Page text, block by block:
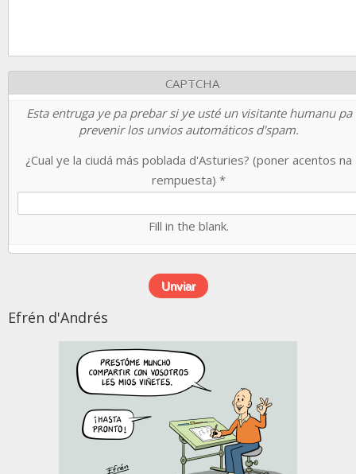
CAPTCHA
Esta entruga ye pa prebar si ye usté un visitante humanu pa
prevenir los unvios automáticos d'spam.
¿Cual ye la ciudá más poblada d'Asturies? (poner acentos na
rempuesta) *
Fill in the blank.
Efrén d'Andrés